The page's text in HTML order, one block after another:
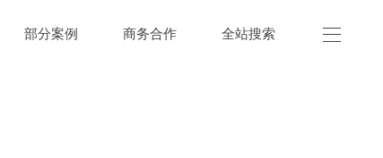
部分案例 商务合作 全站搜索